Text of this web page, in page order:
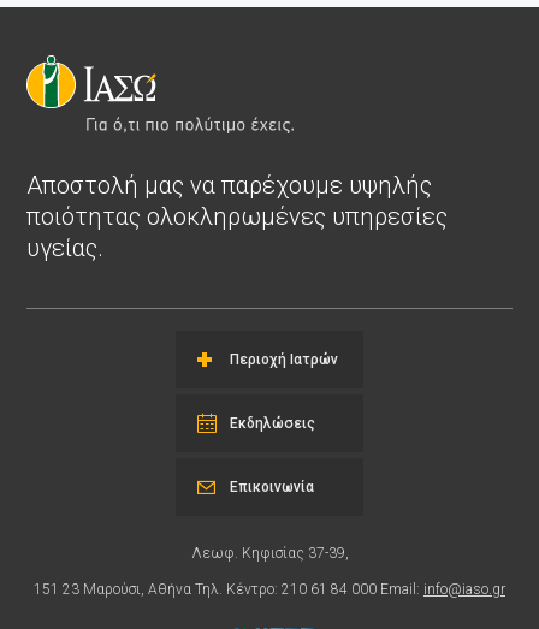
Αποστολή μας να παρέχουμε υψηλής
ποιότητας ολοκληρωμένες υπηρεσίες
υγείας.
Περιοχή Ιατρών
Εκδηλώσεις
Λεωφ. Κηφισίας 37-39,
151 23 Μαρούσι, Αθήνα Τηλ. Κέντρο: 210 61 84 000 Email: info@iaso.gr
Επικοινωνία